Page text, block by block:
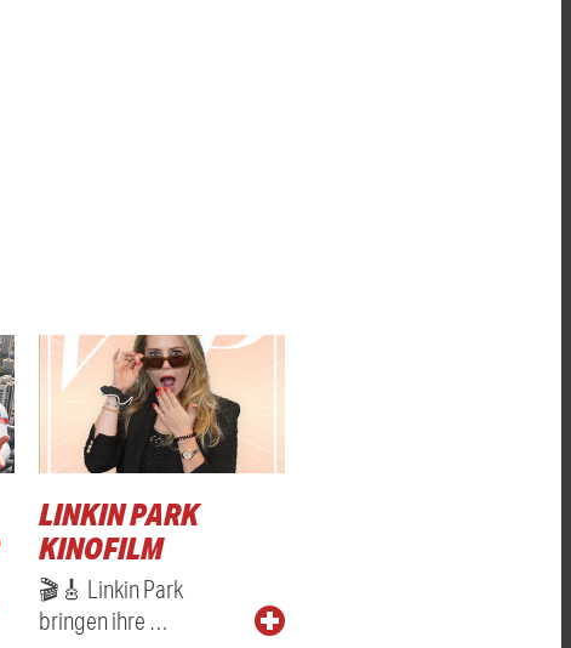
LINKIN PARK
KINOFILM
🎬🎸 Linkin Park
bringen ihre …